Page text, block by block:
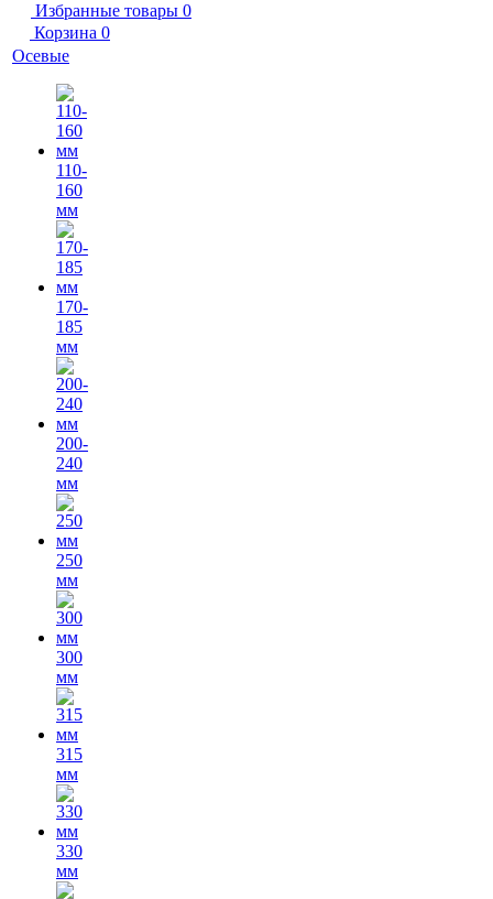
Избранные товары 0
Корзина 0
Осевые
110-
160
мм
170-
185
мм
200-
240
мм
250
мм
300
мм
315
мм
330
мм